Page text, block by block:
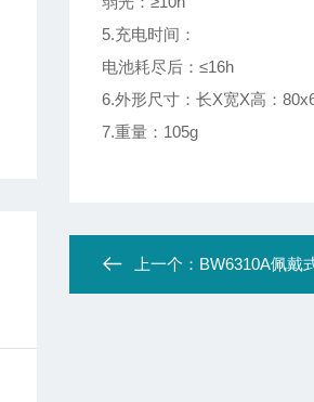
5.充电时间：
电池耗尽后：≤16h
6.外形尺寸：长X宽X高：
7.重量：105g
上一个： BW6310A佩戴